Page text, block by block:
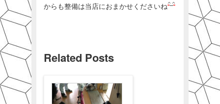
からも整備は当店におまかせくださいね
Related Posts